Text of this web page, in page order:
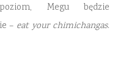
Megu będzie
– eat your chimichangas.